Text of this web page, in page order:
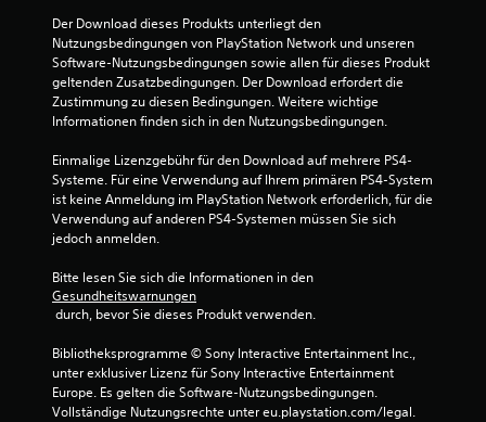
Der Download dieses Produkts unterliegt den
Nutzungsbedingungen von PlayStation Network und unseren
Software-Nutzungsbedingungen sowie allen für dieses Produkt
geltenden Zusatzbedingungen. Der Download erfordert die
Zustimmung zu diesen Bedingungen. Weitere wichtige
Informationen finden sich in den Nutzungsbedingungen.
Einmalige Lizenzgebühr für den Download auf mehrere PS4-
Systeme. Für eine Verwendung auf Ihrem primären PS4-System
ist keine Anmeldung im PlayStation Network erforderlich, für die
Verwendung auf anderen PS4-Systemen müssen Sie sich
jedoch anmelden.
Bitte lesen Sie sich die Informationen in den
Gesundheitswarnungen
durch, bevor Sie dieses Produkt verwenden.
Bibliotheksprogramme © Sony Interactive Entertainment Inc.,
unter exklusiver Lizenz für Sony Interactive Entertainment
Europe. Es gelten die Software-Nutzungsbedingungen.
Vollständige Nutzungsrechte unter eu.playstation.com/legal.